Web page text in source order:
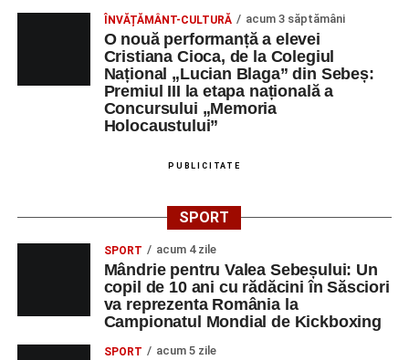
ÎNVĂȚĂMÂNT-CULTURĂ acum 3 săptămâni
O nouă performanță a elevei
Cristiana Cioca, de la Colegiul
Național „Lucian Blaga” din Sebeș:
Premiul III la etapa națională a
Concursului „Memoria
Holocaustului”
PUBLICITATE
SPORT
SPORT acum 4 zile
Mândrie pentru Valea Sebeșului: Un
copil de 10 ani cu rădăcini în Săsciori
va reprezenta România la
Campionatul Mondial de Kickboxing
SPORT acum 5 zile